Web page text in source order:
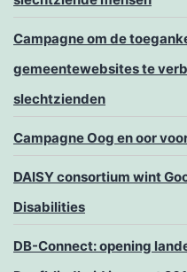
Campagne om de
gemeentewebsites te
slechtzienden
Campagne Oog en oor
DAISY consortium wint
Disabilities
DB-Connect: opening